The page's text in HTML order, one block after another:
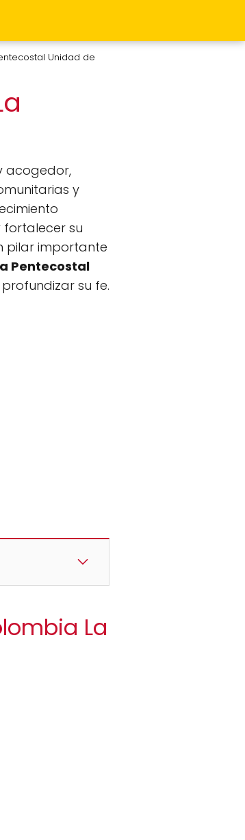
Unidad de
acogedor,
y
fortalecer su
pilar importante
Pentecostal
su fe.
La